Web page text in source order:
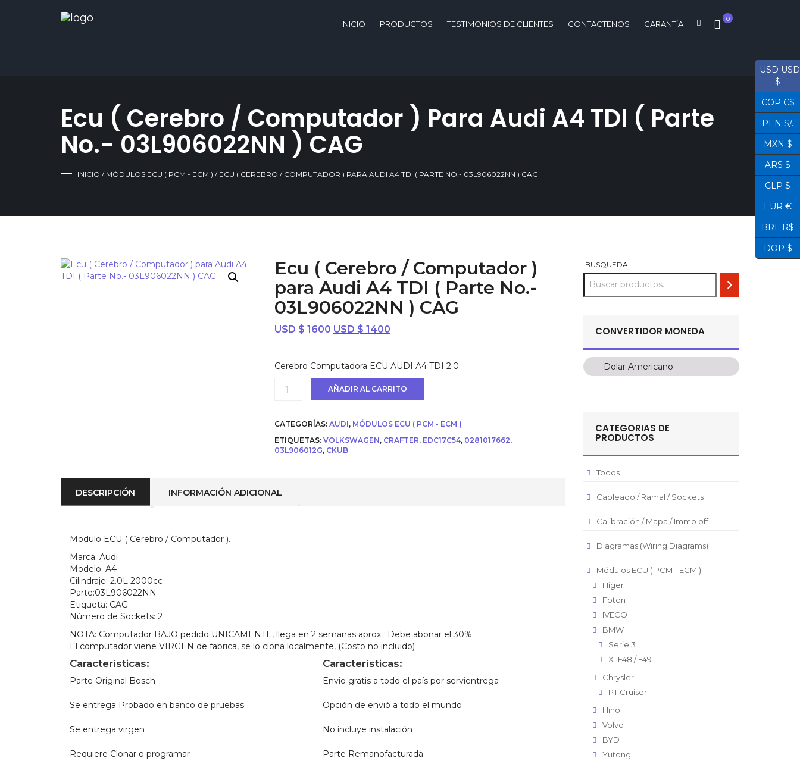
0
INICIO PRODUCTOS TESTIMONIOS DE CLIENTES CONTACTENOS GARANTÍA
Ecu ( Cerebro / Computador ) Para Audi A4 TDI ( Parte
No.- 03L906022NN ) CAG
INICIO / MÓDULOS ECU ( PCM - ECM ) / ECU ( CEREBRO / COMPUTADOR ) PARA AUDI A4 TDI ( PARTE NO.- 03L906022NN ) CAG
¡OFERTA!
Ecu ( Cerebro / Computador )
para Audi A4 TDI ( Parte No.-
03L906022NN ) CAG
USD $1600 El
era:
USD
$ 1600.
USD $ 1400
es:
USD
$ 1400.
Cerebro Computadora ECU AUDI A4 TDI 2.0
Ecu
/
Computador
)
para
(
AÑADIR AL CARRITO
CATEGORÍAS: AUDI, MÓDULOS ECU ( PCM - ECM )
ETIQUETAS: VOLKSWAGEN, CRAFTER, EDC17C54, 0281017662,
03L906012G, CKUB
DESCRIPCIÓN INFORMACIÓN ADICIONAL
Modulo ECU ( Cerebro / Computador ).
Marca: Audi
Modelo: A4
Cilindraje: 2.0L 2000cc
Parte:03L906022NN
Etiqueta: CAG
Número de Sockets: 2
NOTA: Computador BAJO pedido UNICAMENTE, llega en 2 semanas aprox. Debe abonar el 30%.
El computador viene VIRGEN de fabrica, se lo clona localmente, (Costo no incluido)
Características:
Parte Original Bosch
Se entrega Probado en banco de pruebas
Se entrega virgen
Requiere Clonar o programar
Características:
Envio gratis a todo el país por servientrega
Opción de envió a todo el mundo
No incluye instalación
Parte Remanofacturada
BUSQUEDA:
CONVERTIDOR MONEDA
Dolar Americano
Dolar Americano
Pesos Mexicanos
Peso Chileno
CATEGORIAS DE
PRODUCTOS
Todos
Cableado / Ramal / Sockets
Calibración / Mapa / Immo off
Diagramas (Wiring Diagrams)
Módulos ECU ( PCM - ECM )
Higer
Foton
IVECO
BMW
Serie 3
X1 F48 / F49
Chrysler
PT Cruiser
Hino
Volvo
BYD
Yutong
USD USD
$
COP C$
PEN S/.
MXN $
ARS $
CLP $
EUR €
BRL R$
DOP $